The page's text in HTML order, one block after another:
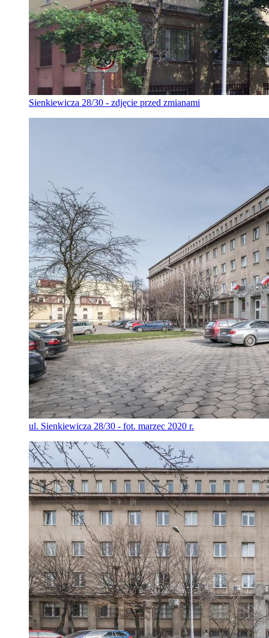
Sienkiewicza 28/30 - zdjęcie przed zmianami
ul. Sienkiewicza 28/30 - fot. marzec 2020 r.